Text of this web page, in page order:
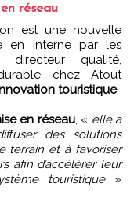
réseau
en interne par les
directeur qualité,
chez Atout
touristique.
en réseau, « elle a
des solutions
terrain et à favoriser
afin d’accélérer leur
touristique»